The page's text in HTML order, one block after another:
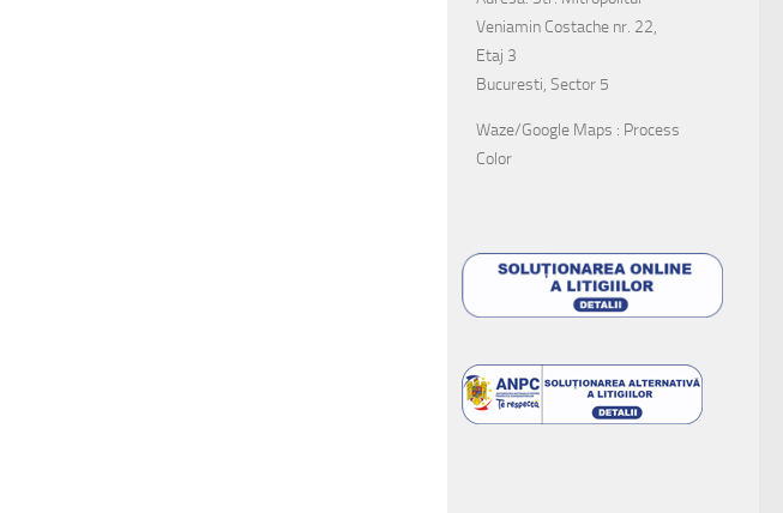
Veniamin Costache nr. 22,
Etaj 3
Bucuresti, Sector 5
Waze/Google Maps : Process
Color